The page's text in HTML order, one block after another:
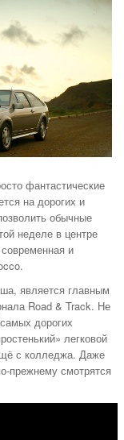
фантастические
на дорогих и
обычные
неделе в центре
и
является главным
Road & Track. Не
дорогих
легковой
с колледжа. Даже
прежнему смотрятся